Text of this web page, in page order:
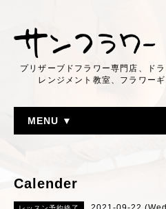
プリザーブドフラワー専門店、ド
レンジメント教室、フラワー
MENU ▼
Calender